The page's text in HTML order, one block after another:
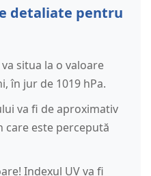
detaliate pentru
situa la o valoare
în jur de 1019 hPa.
va fi de aproximativ
care este percepută
Indexul UV va fi